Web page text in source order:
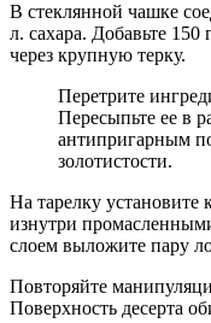
В стеклянной чашке
л. сахара. Добавьте
через крупную терку.
Перетрите
Пересыпьте ее в
антипригарным
золотистости.
На тарелку установите
изнутри
слоем выложите пару
Повторяйте
Поверхность десерта